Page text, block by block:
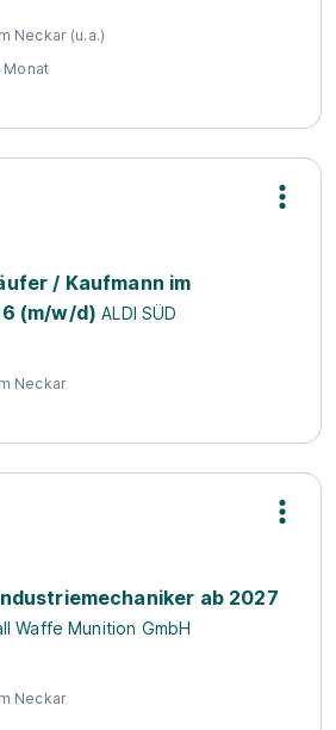
Neckar (u.a.)
Monat
/ Kaufmann im
(m/w/d) ALDI SÜD
Neckar
ab 2027
Waffe Munition GmbH
Neckar